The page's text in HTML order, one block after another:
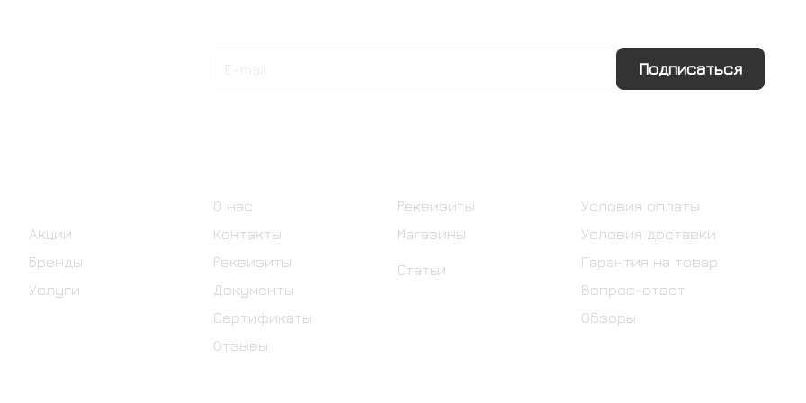
Подписаться
Акции
Бренды
Услуги
О нас
Контакты
Реквизиты
Документы
Сертификаты
Отзывы
Реквизиты
Магазины
Статьи
Условия оплаты
Условия доставки
Гарантия на товар
Вопрос-ответ
Обзоры